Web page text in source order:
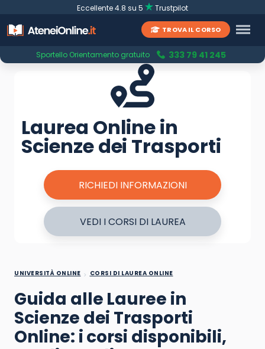
Eccellente 4.8 su 5 Trustpilot
TROVA IL CORSO
Sportello Orientamento gratuito 333 79 41 245
Laurea Online in
Scienze dei Trasporti
RICHIEDI INFORMAZIONI
VEDI I CORSI DI LAUREA
UNIVERSITÀ ONLINE CORSI DI LAUREA ONLINE
Guida alle Lauree in
Scienze dei Trasporti
Online: i corsi disponibili,